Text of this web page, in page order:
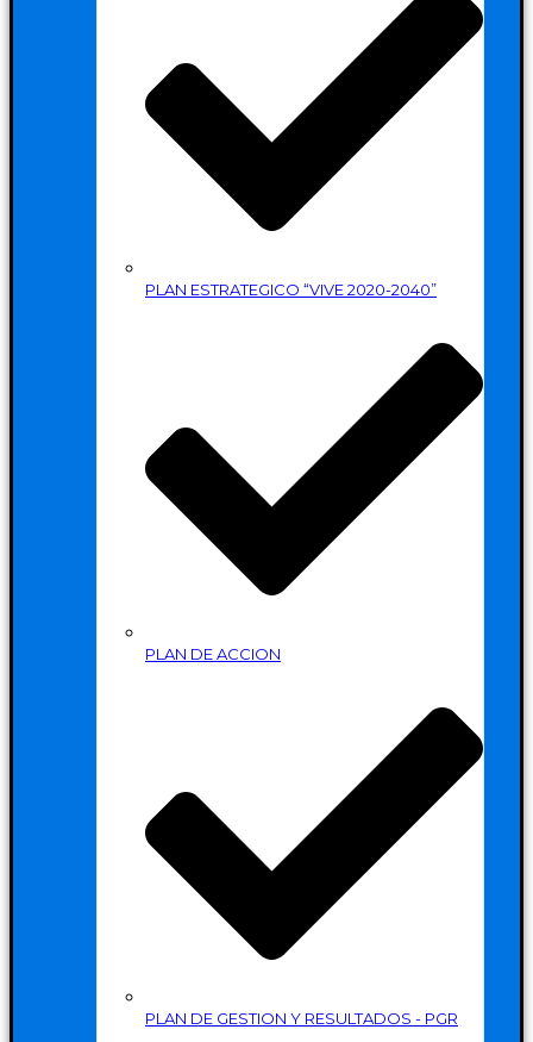
PLAN ESTRATEGICO “VIVE 2020-2040”
PLAN DE ACCION
PLAN DE GESTION Y RESULTADOS - PGR